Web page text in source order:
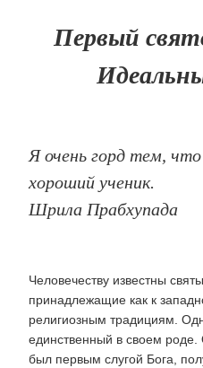
Первый
Я очень горд тем,
хороший ученик.
Шрила Прабхупада
Человечеству известны
принадлежащие как к
религиозным традициям.
единственный в своем
был первым слугой Бога,